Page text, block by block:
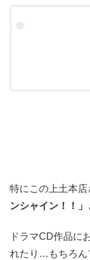
特にこの上土本
ンシャイン！！」
ドラマCD作品に
れたり…もちろん